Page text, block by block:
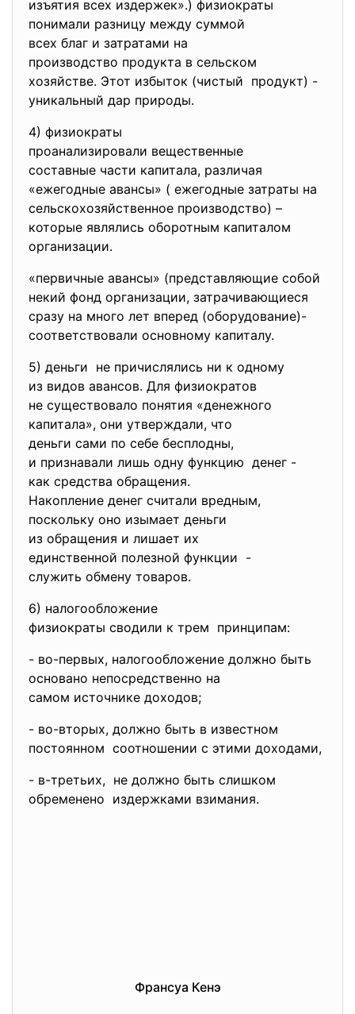
изъятия всех издержек».) физиократы
понимали разницу между суммой
всех благ и затратами на
производство продукта в сельском
хозяйстве. Этот избыток (чистый продукт) -
уникальный дар природы.
4) физиократы
проанализировали вещественные
составные части капитала, различая
«ежегодные авансы» ( ежегодные затраты на
сельскохозяйственное производство) –
которые являлись оборотным капиталом
организации.
«первичные авансы» (представляющие собой
некий фонд организации, затрачивающиеся
сразу на много лет вперед (оборудование)-
соответствовали основному капиталу.
5) деньги не причислялись ни к одному
из видов авансов. Для физиократов
не существовало понятия «денежного
капитала», они утверждали, что
деньги сами по себе бесплодны,
и признавали лишь одну функцию денег -
как средства обращения.
Накопление денег считали вредным,
поскольку оно изымает деньги
из обращения и лишает их
единственной полезной функции -
служить обмену товаров.
6) налогообложение
физиократы сводили к трем принципам:
- во-первых, налогообложение должно быть
основано непосредственно на
самом источнике доходов;
- во-вторых, должно быть в известном
постоянном соотношении с этими доходами,
- в-третьих, не должно быть слишком
обременено издержками взимания.
Франсуа Кенэ